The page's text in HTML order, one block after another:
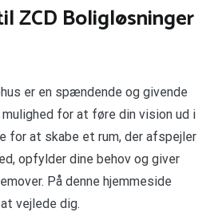
ZCD Boligløsninger
er en spændende og givende
for at føre din vision ud i
for at skabe et rum, der afspejler
opfylder dine behov og giver
På denne hjemmeside
vejlede dig.